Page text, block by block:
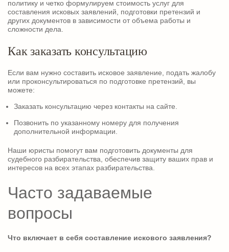
политику и четко формулируем стоимость услуг для
составления исковых заявлений, подготовки претензий и
других документов в зависимости от объема работы и
сложности дела.
Как заказать консультацию
Если вам нужно составить исковое заявление, подать жалобу
или проконсультироваться по подготовке претензий, вы
можете:
Заказать консультацию через контакты на сайте.
Позвонить по указанному номеру для получения
дополнительной информации.
Наши юристы помогут вам подготовить документы для
судебного разбирательства, обеспечив защиту ваших прав и
интересов на всех этапах разбирательства.
Часто задаваемые
вопросы
Что включает в себя составление искового заявления?